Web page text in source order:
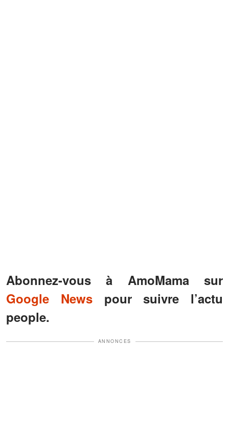
Abonnez-vous à AmoMama sur
Google Newspour suivre l’actu
people.
ANNONCES